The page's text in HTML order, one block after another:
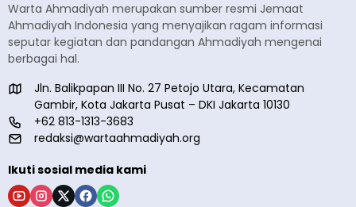
Warta Ahmadiyah merupakan sumber resmi Jemaat
Ahmadiyah Indonesia yang menyajikan ragam informasi
seputar kegiatan dan pandangan Ahmadiyah mengenai
berbagai hal.
Jln. Balikpapan III No. 27 Petojo Utara, Kecamatan
Gambir, Kota Jakarta Pusat – DKI Jakarta 10130
+62 813-1313-3683
redaksi@wartaahmadiyah.org
Ikuti sosial media kami